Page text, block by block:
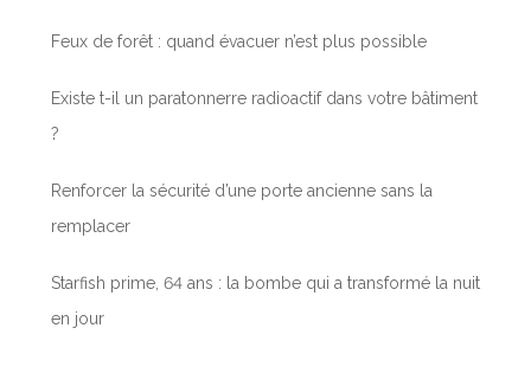
Feux de forêt : quand évacuer n’est plus possible
Existe t-il un paratonnerre radioactif dans votre bâtiment
?
Renforcer la sécurité d’une porte ancienne sans la
remplacer
Starfish prime, 64 ans : la bombe qui a transformé la nuit
en jour